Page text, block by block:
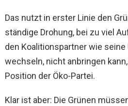
Das nutzt in erster Linie den
ständige Drohung, bei zu viel
den Koalitionspartner wie
wechseln, nicht anbringen
Position der Öko-Partei.
Klar ist aber: Die Grünen